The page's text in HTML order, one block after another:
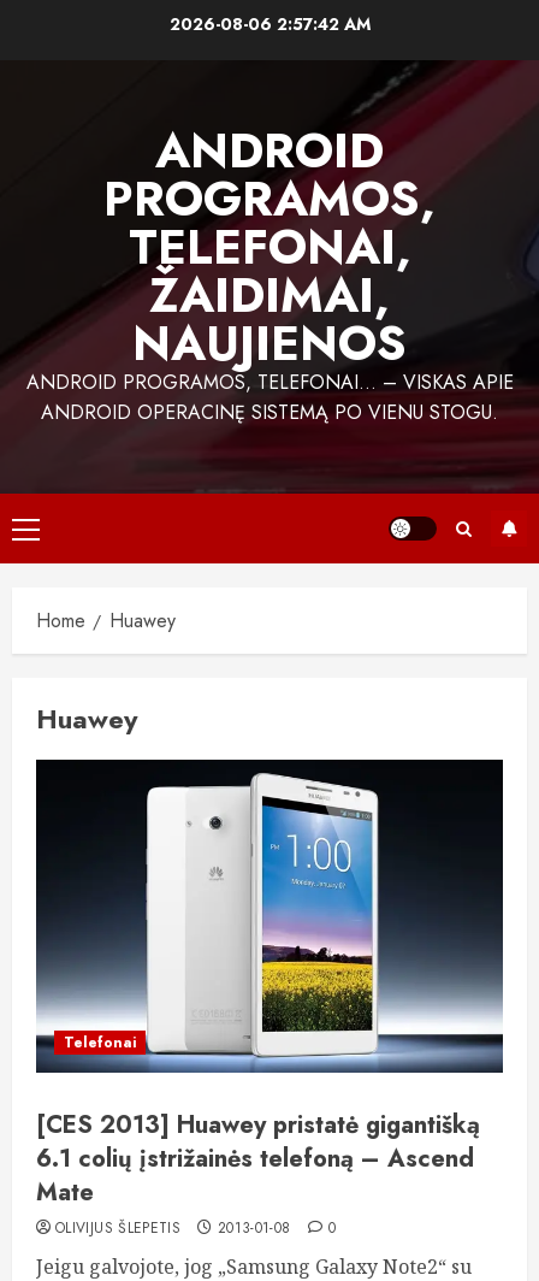
2026-08-06 2:57:43 AM
ANDROID
PROGRAMOS,
TELEFONAI,
ŽAIDIMAI,
NAUJIENOS
ANDROID PROGRAMOS, TELEFONAI… – VISKAS APIE
ANDROID OPERACINĘ SISTEMĄ PO VIENU STOGU.
Primary
Menu
Home Huawey
Huawey
Telefonai
[CES 2013] Huawey pristatė gigantišką
6.1 colių įstrižainės telefoną – Ascend
Mate
OLIVIJUS ŠLEPETIS 2013-01-08 0
Jeigu galvojote, jog „Samsung Galaxy Note2“ su